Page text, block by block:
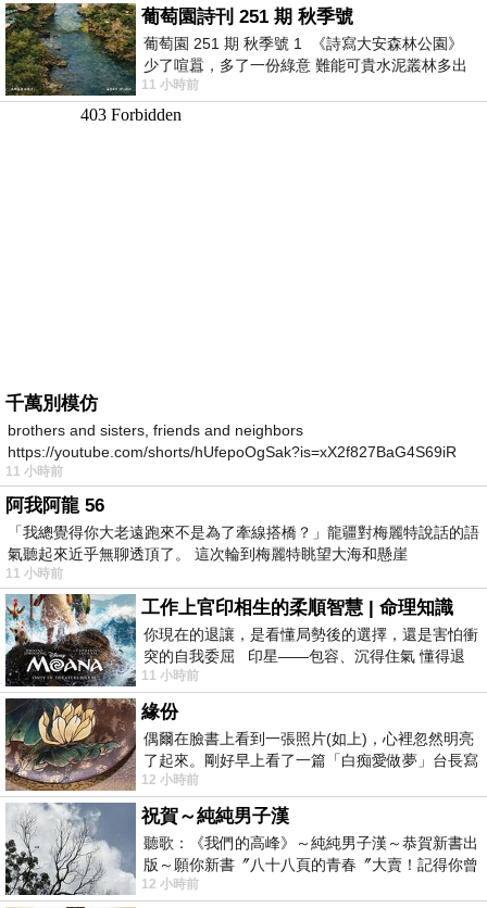
葡萄園詩刊 251 期 秋季號
葡萄園 251 期 秋季號 1 《詩寫大安森林公園》
少了喧囂，多了一份綠意 難能可貴水泥叢林多出
一
11 小時前
千萬別模仿
brothers and sisters, friends and neighbors
https://youtube.com/shorts/hUfepoOgSak?is=xX2f827BaG4S69iR
https
11 小時前
阿我阿龍 56
「我總覺得你大老遠跑來不是為了牽線搭橋？」龍疆對梅麗特說話的語
氣聽起來近乎無聊透頂了。 這次輪到梅麗特眺望大海和懸崖
11 小時前
工作上官印相生的柔順智慧 | 命理知識
你現在的退讓，是看懂局勢後的選擇，還是害怕衝
突的自我委屈 印星——包容、沉得住氣 懂得退
一步觀察，不會
11 小時前
緣份
偶爾在臉書上看到一張照片(如上)，心裡忽然明亮
了起來。剛好早上看了一篇「白痴愛做夢」台長寫
的貼文，在回顧年輕時瘋狂愛上
12 小時前
祝賀～純純男子漢
聽歌：《我們的高峰》～純純男子漢～恭賀新書出
版～願你新書〞八十八頁的青春〞大賣！記得你曾
經在我的版留言…「好讚的圖^^感覺大家
12 小時前